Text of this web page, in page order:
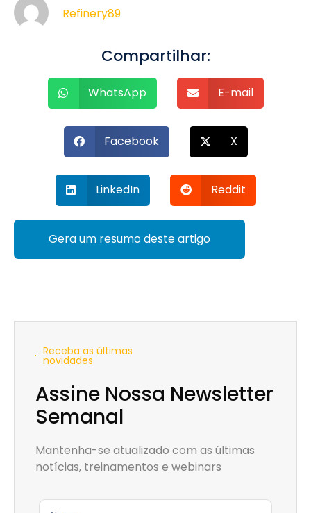
Refinery89
Compartilhar:
WhatsApp E-mail
Facebook X
LinkedIn Reddit
Gera um resumo deste artigo
Receba as últimas
novidades
Assine Nossa Newsletter
Semanal
Mantenha-se atualizado com as últimas
notícias, treinamentos e webinars